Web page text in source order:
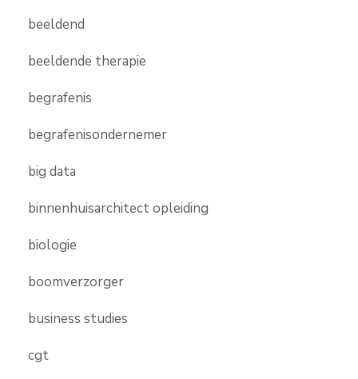
beeldend
beeldende therapie
begrafenis
begrafenisondernemer
big data
binnenhuisarchitect opleiding
biologie
boomverzorger
business studies
cgt